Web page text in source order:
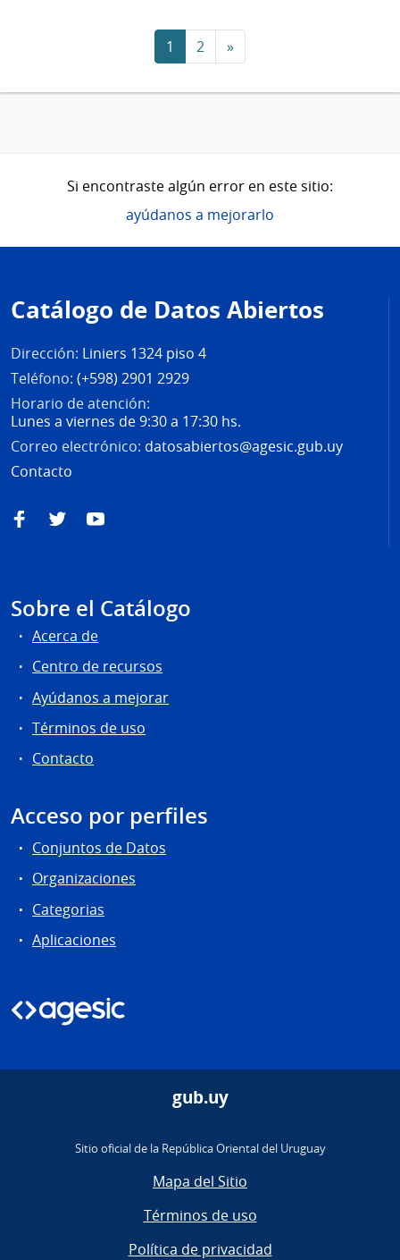
1 2 »
Si encontraste algún error en este sitio:
ayúdanos a mejorarlo
de
página
Catálogo de Datos Abiertos
Dirección: Liniers 1324 piso 4
Teléfono: (+598) 2901 2929
Horario de atención:
Lunes a viernes de 9:30 a 17:30 hs.
Correo electrónico: datosabiertos@agesic.gub.uy
Contacto
FacebookTwitterYouTube
Sobre el Catálogo
Acerca de
Centro de recursos
Ayúdanos a mejorar
Términos de uso
Contacto
Acceso por perfiles
Conjuntos de Datos
Organizaciones
Categorias
Aplicaciones
gub.uy
Sitio oficial de la República Oriental del Uruguay
Mapa del Sitio
Términos de uso
Política de privacidad